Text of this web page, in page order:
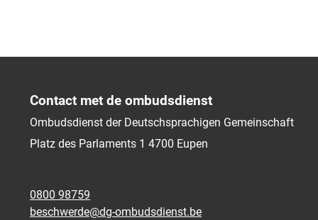
Contact met de ombudsdienst
Ombudsdienst der Deutschsprachigen Gemeinschaft
Platz des Parlaments 1 4700 Eupen
0800 98759
beschwerde@dg-ombudsdienst.be